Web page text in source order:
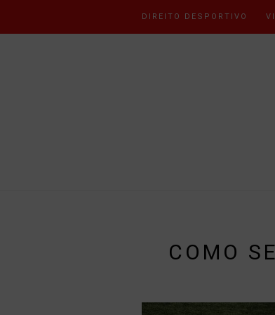
DIREITO DESPORTIVO
COMO